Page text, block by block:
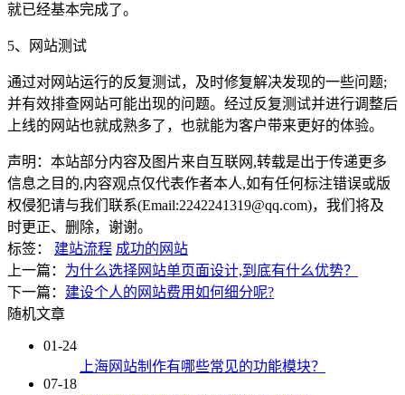
就已经基本完成了。
5、网站测试
通过对网站运行的反复测试，及时修复解决发现的一些问题;
并有效排查网站可能出现的问题。经过反复测试并进行调整后
上线的网站也就成熟多了，也就能为客户带来更好的体验。
声明：本站部分内容及图片来自互联网,转载是出于传递更多
信息之目的,内容观点仅代表作者本人,如有任何标注错误或版
权侵犯请与我们联系(Email:2242241319@qq.com)，我们将及
时更正、删除，谢谢。
标签：
建站流程 成功的网站
上一篇： 为什么选择网站单页面设计,到底有什么优势？
下一篇： 建设个人的网站费用如何细分呢?
随机文章
01-24
上海网站制作有哪些常见的功能模块？
07-18